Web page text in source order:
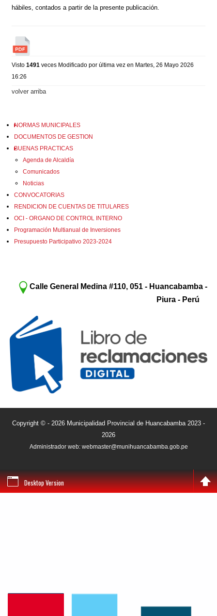
hábiles, contados a partir de la presente publicación.
Visto1491 veces Modificado por última vez en Martes, 26 Mayo 2026
16:26
volver arriba
NORMAS MUNICIPALES
DOCUMENTOS DE GESTION
BUENAS PRACTICAS
Agenda de Alcaldía
Comunicados
Noticias
CONVOCATORIAS
RENDICION DE CUENTAS DE TITULARES
OCI - ORGANO DE CONTROL INTERNO
Programación Multianual de Inversiones
Presupuesto Participativo 2023-2024
Calle General Medina #110, 051 - Huancabamba -
Piura - Perú
Copyright © - 2026 Municipalidad Provincial de Huancabamba 2023 -
2026
Administrador web: webmaster@munihuancabamba.gob.pe
Desktop Version